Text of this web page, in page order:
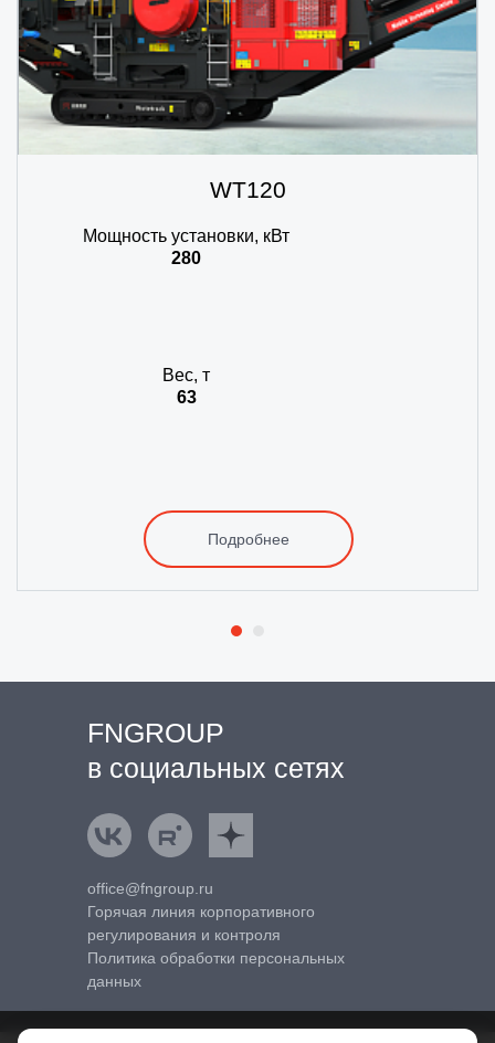
WT120
Мощность установки, кВт
280
Вес, т
63
Подробнее
FNGROUP
в социальных сетях
ВКонтактеRutube Яндекс.Дзен
office@fngroup.ru
Горячая линия корпоративного
регулирования и контроля
Политика обработки персональных
данных